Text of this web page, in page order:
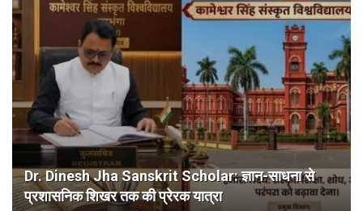
Dr. Dinesh Jha Sanskrit Scholar: ज्ञान-साधना से
प्रशासनिक शिखर तक की प्रेरक यात्रा